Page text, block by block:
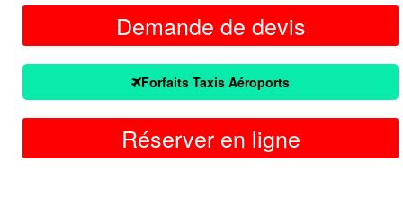
Demande de devis
Forfaits Taxis Aéroports
Réserver en ligne